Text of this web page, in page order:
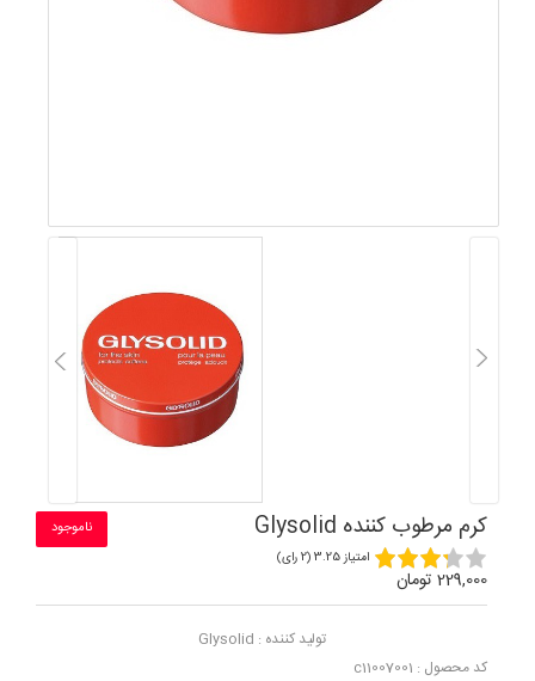
کرم مرطوب کننده Glysolid ناموجود
امتیاز 3.25 (2 رای)
229,000 تومان
تولید کننده : Glysolid
کد محصول : c11007001